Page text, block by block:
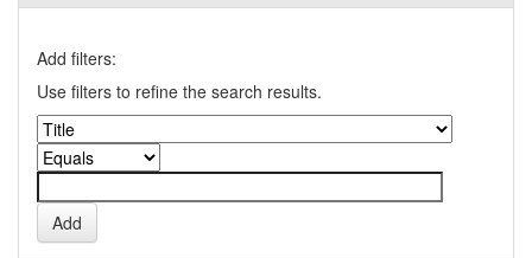
Add filters:
Use filters to refine the search results.